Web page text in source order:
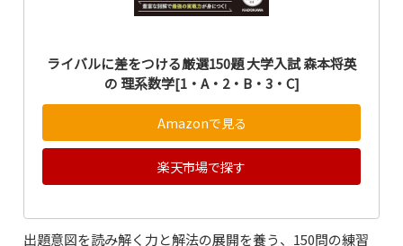
ライバルに差をつける厳選150題 大学入試 森本将英
の 理系数学[1・A・2・B・3・C]
Amazonで見る
楽天市場で探す
出題意図を読み解く力と解法の展開を養う、150問の練習